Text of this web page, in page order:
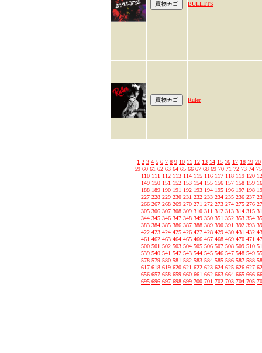
BULLETS
Ruler
1 2 3 4 5 6 7 8 9 10 11 12 13 14 15 16 17 18 19 20
59 60 61 62 63 64 65 66 67 68 69 70 71 72 73 74 75
110 111 112 113 114 115 116 117 118 119 120
149 150 151 152 153 154 155 156 157 158 159
188 189 190 191 192 193 194 195 196 197 198
227 228 229 230 231 232 233 234 235 236 237
266 267 268 269 270 271 272 273 274 275 276
305 306 307 308 309 310 311 312 313 314 315
344 345 346 347 348 349 350 351 352 353 354
383 384 385 386 387 388 389 390 391 392 393
422 423 424 425 426 427 428 429 430 431 432
461 462 463 464 465 466 467 468 469 470 471
500 501 502 503 504 505 506 507 508 509 510
539 540 541 542 543 544 545 546 547 548 549
578 579 580 581 582 583 584 585 586 587 588
617 618 619 620 621 622 623 624 625 626 627
656 657 658 659 660 661 662 663 664 665 666
695 696 697 698 699 700 701 702 703 704 705